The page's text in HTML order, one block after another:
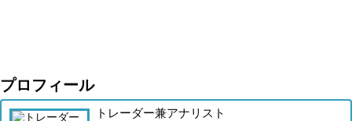
プロフィール
トレーダー兼アナリスト